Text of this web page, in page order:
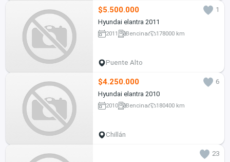
$5.500.000
1
Hyundai elantra 2011
2011 Bencina 178000 km
Puente Alto
$4.250.000
6
Hyundai elantra 2010
2010 Bencina 180400 km
Chillán
23